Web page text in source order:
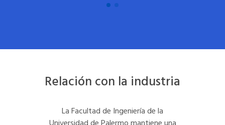
Relación con la industria
La Facultad de Ingeniería de la